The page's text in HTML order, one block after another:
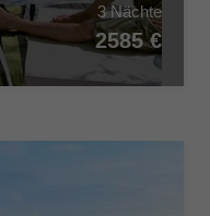
3 Nächte
2585 €